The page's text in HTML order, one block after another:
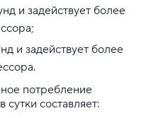
и задействует более
и задействует более
потребление
составляет: